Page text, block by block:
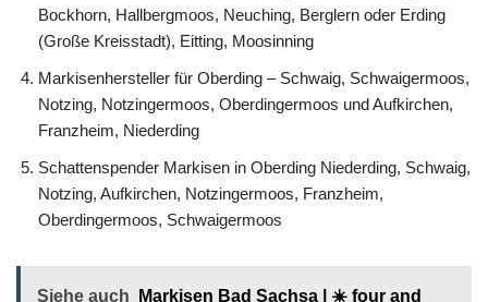
Bockhorn, Hallbergmoos, Neuching, Berglern oder Erding
(Große Kreisstadt), Eitting, Moosinning
Markisenhersteller für Oberding – Schwaig, Schwaigermoos,
Notzing, Notzingermoos, Oberdingermoos und Aufkirchen,
Franzheim, Niederding
Schattenspender Markisen in Oberding Niederding, Schwaig,
Notzing, Aufkirchen, Notzingermoos, Franzheim,
Oberdingermoos, Schwaigermoos
Siehe auch
Markisen Bad Sachsa | ☀️ four and